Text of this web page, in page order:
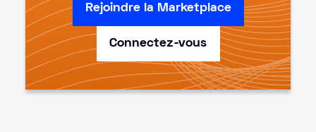
Rejoindre la Marketplace
Connectez-vous